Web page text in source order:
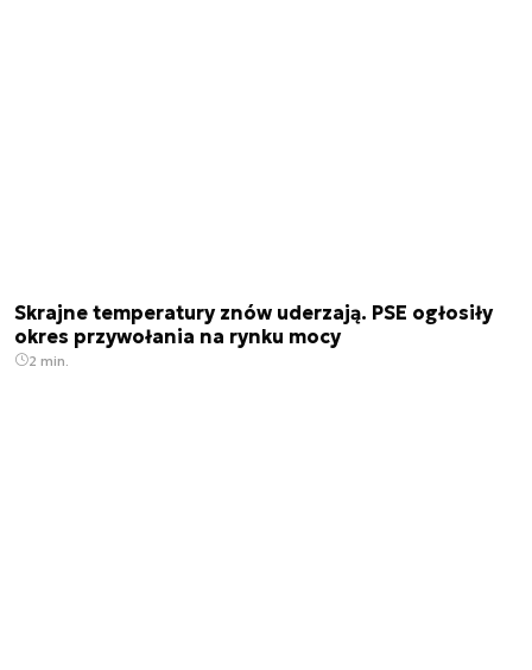
Skrajne temperatury znów uderzają. PSE ogłosiły
okres przywołania na rynku mocy
2 min.